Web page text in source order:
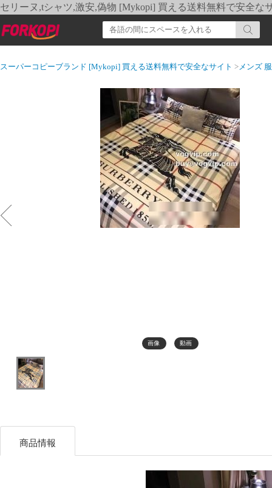
セリーヌ,tシャツ,激安,偽物 [Mykopi] 買える送料無料で安全な
スーパーコピーブランド [Mykopi] 買える送料無料で安全なサイト >メンズ 服
画像 動画
商品情報